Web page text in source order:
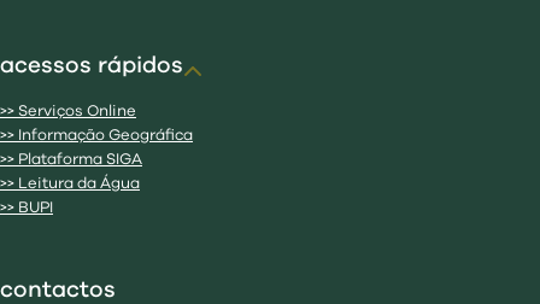
acessos rápidos
>> Serviços Online
>> Informação Geográfica
>> Plataforma SIGA
>> Leitura da Água
>> BUPI
contactos